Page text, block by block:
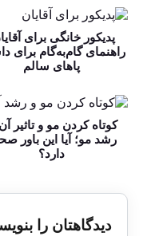
پدیکور خانگی برای
راهنمای گام‌به‌گام برای
پاهای سالم
کوتاه کردن مو و تاثیر آن
رشد مو؛ آیا این باور
دارد؟
دیدگاهتان را